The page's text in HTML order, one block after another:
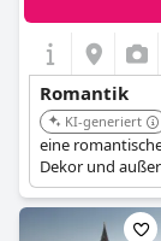
Romantik
KI-generiert
eine
Dekor und
und die
idealen Wahl